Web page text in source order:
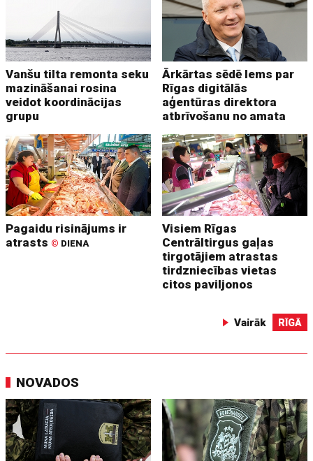
Vanšu tilta remonta seku
mazināšanai rosina
veidot koordinācijas
grupu
Ārkārtas sēdē lems par
Rīgas digitālās
aģentūras direktora
atbrīvošanu no amata
Pagaidu risinājums ir
atrasts © DIENA
Visiem Rīgas
Centrāltirgus gaļas
tirgotājiem atrastas
tirdzniecības vietas
citos paviljonos
Vairāk RĪGĀ
NOVADOS